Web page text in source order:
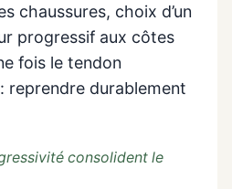
chaussures, choix d’un
progressif aux côtes
fois le tendon
reprendre durablement
consolident le